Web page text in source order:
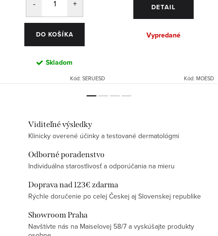
DO KOŠÍKA
Skladom
Kód: SERUESD
DETAIL
Vypredané
Kód: MOESD
Viditeľné výsledky
Klinicky overené účinky a testované dermatológmi
Odborné poradenstvo
Individuálna starostlivosť a odporúčania na mieru
Doprava nad 123€ zdarma
Rýchle doručenie po celej Českej aj Slovenskej republike
Showroom Praha
Navštívte nás na Maiselovej 58/7 a vyskúšajte produkty